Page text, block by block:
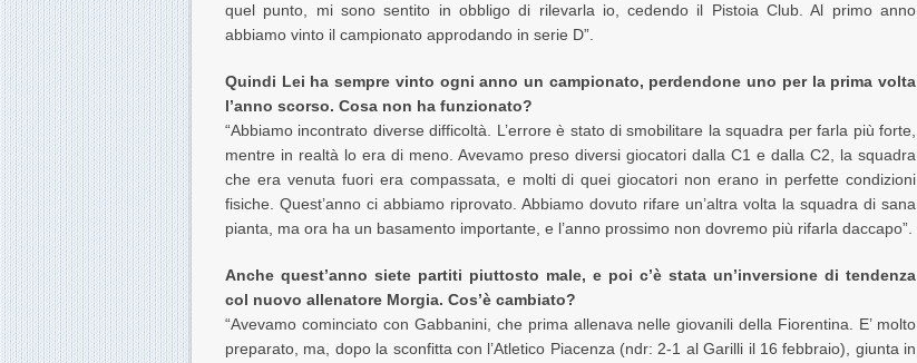
quel punto, mi sono sentito in obbligo di rilevarla io, cedendo il Pistoia Club. Al primo anno
abbiamo vinto il campionato approdando in serie D”.
Quindi Lei ha sempre vinto ogni anno un campionato, perdendone uno per la prima volta
l’anno scorso. Cosa non ha funzionato?
“Abbiamo incontrato diverse difficoltà. L’errore è stato di smobilitare la squadra per farla più forte,
mentre in realtà lo era di meno. Avevamo preso diversi giocatori dalla C1 e dalla C2, la squadra
che era venuta fuori era compassata, e molti di quei giocatori non erano in perfette condizioni
fisiche. Quest’anno ci abbiamo riprovato. Abbiamo dovuto rifare un’altra volta la squadra di sana
pianta, ma ora ha un basamento importante, e l’anno prossimo non dovremo più rifarla daccapo”.
Anche quest’anno siete partiti piuttosto male, e poi c’è stata un’inversione di tendenza
col nuovo allenatore Morgia. Cos’è cambiato?
“Avevamo cominciato con Gabbanini, che prima allenava nelle giovanili della Fiorentina. E’ molto
preparato, ma, dopo la sconfitta con l’Atletico Piacenza (ndr: 2-1 al Garilli il 16 febbraio), giunta in